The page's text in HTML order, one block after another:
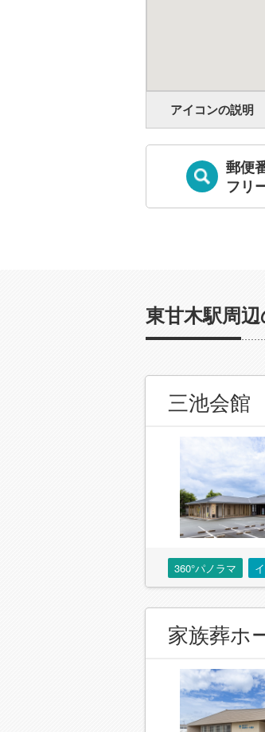
アイコンの説明
郵便
フリ
東甘木駅周
三池会
360°パノラマ
家族葬ホ